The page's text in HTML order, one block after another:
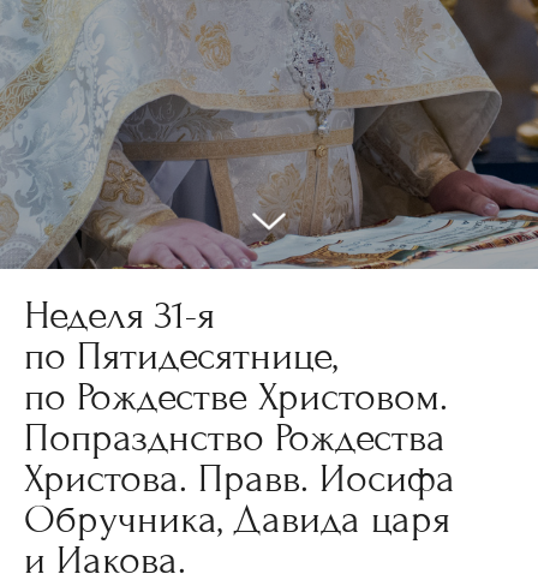
Неделя 31-я
по Пятидесятнице,
по Рождестве Христовом.
Попразднство Рождества
Христова. Правв. Иосифа
Обручника, Давида царя
и Иакова.